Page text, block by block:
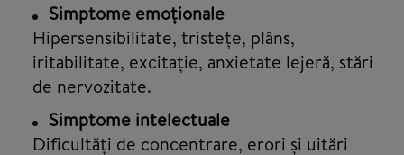
Simptome emoționale
Hipersensibilitate, tristețe, plâns,
iritabilitate, excitație, anxietate lejeră, stări
de nervozitate.
Simptome intelectuale
Dificultăți de concentrare, erori și uitări